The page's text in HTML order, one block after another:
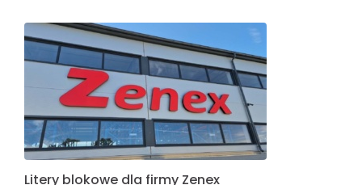
Litery blokowe dla firmy Zenex